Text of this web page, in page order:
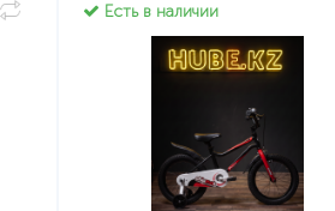
Есть в наличии